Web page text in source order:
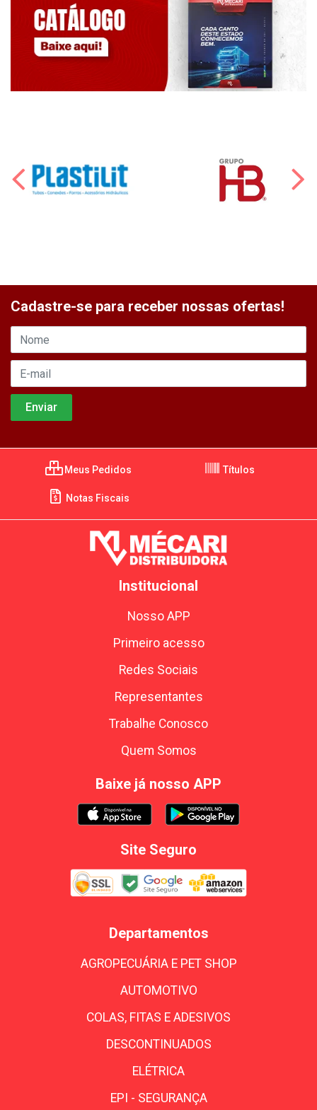
Cadastre-se para receber nossas ofertas!
Meus Pedidos Títulos
Notas Fiscais
Institucional
Nosso APP
Primeiro acesso
Redes Sociais
Representantes
Trabalhe Conosco
Quem Somos
Baixe já nosso APP
Site Seguro
Departamentos
AGROPECUÁRIA E PET SHOP
AUTOMOTIVO
COLAS, FITAS E ADESIVOS
DESCONTINUADOS
ELÉTRICA
EPI - SEGURANÇA